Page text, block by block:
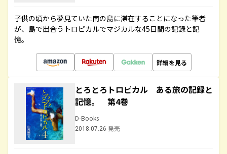
子供の頃から夢見ていた南の島に滞在することになった筆者
が、島で出合うトロピカルでマジカルな45日間の記録と記
憶。
詳細を見る
とろとろトロピカル ある旅の記録と
記憶。 第4巻
D-Books
2018.07.26 発売